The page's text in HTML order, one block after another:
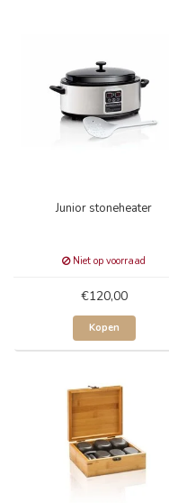
Junior stoneheater
Niet op voorraad
€120,00
Kopen